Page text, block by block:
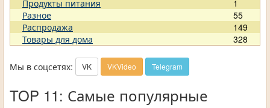
Продукты питания
1
Разное
55
Распродажа
149
Товары для дома
328
Мы в соцсетях: VK VKVideo Telegram
TOP 11: Самые популярные